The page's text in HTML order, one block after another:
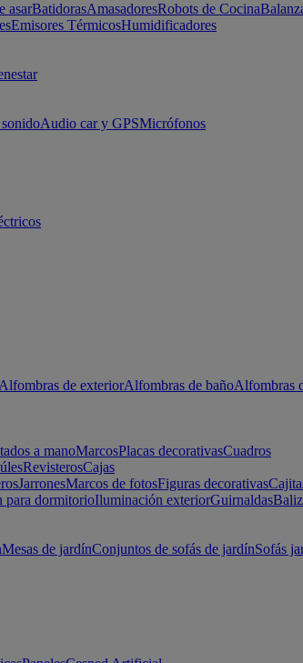
asarBatidorasAmasadoresRobots de Cocina
Emisores TérmicosHumidificadores
Audio car y GPSMicrófonos
Alfombras de exteriorAlfombras de bañoAlfombras
a manoMarcosPlacas decorativasCuadros
RevisterosCajas
JarronesMarcos de fotosFiguras decorativas
para dormitorioIluminación exteriorGuirnaldas
Mesas de jardínConjuntos de sofás de jardínSofás